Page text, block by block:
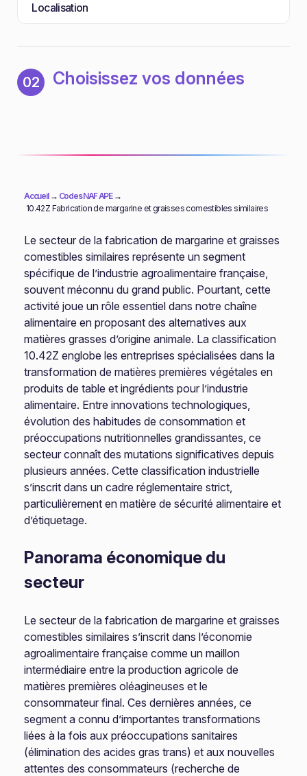
Localisation
02 Choisissez vos données
Accueil→ Codes NAF APE→
10.42Z Fabrication de margarine et graisses comestibles similaires
Le secteur de la fabrication de margarine et graisses
comestibles similaires représente un segment
spécifique de l’industrie agroalimentaire française,
souvent méconnu du grand public. Pourtant, cette
activité joue un rôle essentiel dans notre chaîne
alimentaire en proposant des alternatives aux
matières grasses d’origine animale. La classification
10.42Z englobe les entreprises spécialisées dans la
transformation de matières premières végétales en
produits de table et ingrédients pour l’industrie
alimentaire. Entre innovations technologiques,
évolution des habitudes de consommation et
préoccupations nutritionnelles grandissantes, ce
secteur connaît des mutations significatives depuis
plusieurs années. Cette classification industrielle
s’inscrit dans un cadre réglementaire strict,
particulièrement en matière de sécurité alimentaire et
d’étiquetage.
Panorama économique du
secteur
Le secteur de la fabrication de margarine et graisses
comestibles similaires s’inscrit dans l’économie
agroalimentaire française comme un maillon
intermédiaire entre la production agricole de
matières premières oléagineuses et le
consommateur final. Ces dernières années, ce
segment a connu d’importantes transformations
liées à la fois aux préoccupations sanitaires
(élimination des acides gras trans) et aux nouvelles
attentes des consommateurs (recherche de